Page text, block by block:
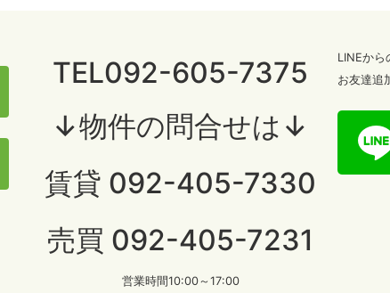
TEL092-605-7375
↓物件の問合せは↓
賃貸 092-405-7330
売買 092-405-7231
営業時間10:00～17:00
LINEから
お友達追